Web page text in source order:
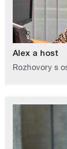
Alex a host
Rozhovory s